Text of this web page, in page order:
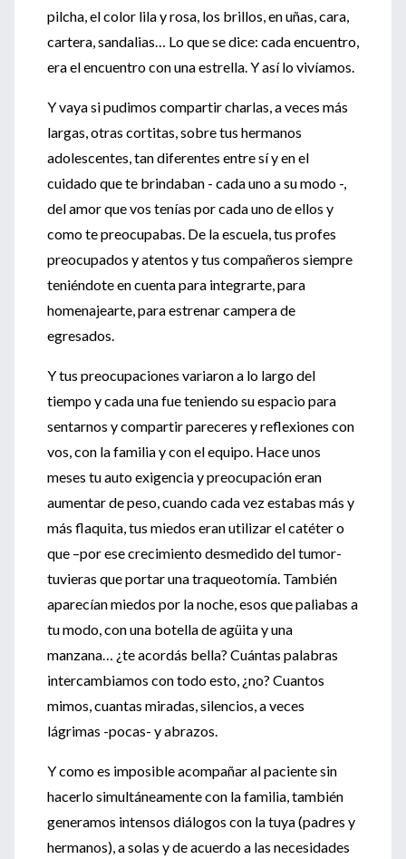
pilcha, el color lila y rosa, los brillos, en uñas, cara,
cartera, sandalias… Lo que se dice: cada encuentro,
era el encuentro con una estrella. Y así lo vivíamos.
Y vaya si pudimos compartir charlas, a veces más
largas, otras cortitas, sobre tus hermanos
adolescentes, tan diferentes entre sí y en el
cuidado que te brindaban - cada uno a su modo -,
del amor que vos tenías por cada uno de ellos y
como te preocupabas. De la escuela, tus profes
preocupados y atentos y tus compañeros siempre
teniéndote en cuenta para integrarte, para
homenajearte, para estrenar campera de
egresados.
Y tus preocupaciones variaron a lo largo del
tiempo y cada una fue teniendo su espacio para
sentarnos y compartir pareceres y reflexiones con
vos, con la familia y con el equipo. Hace unos
meses tu auto exigencia y preocupación eran
aumentar de peso, cuando cada vez estabas más y
más flaquita, tus miedos eran utilizar el catéter o
que –por ese crecimiento desmedido del tumor-
tuvieras que portar una traqueotomía. También
aparecían miedos por la noche, esos que paliabas a
tu modo, con una botella de agüita y una
manzana… ¿te acordás bella? Cuántas palabras
intercambiamos con todo esto, ¿no? Cuantos
mimos, cuantas miradas, silencios, a veces
lágrimas -pocas- y abrazos.
Y como es imposible acompañar al paciente sin
hacerlo simultáneamente con la familia, también
generamos intensos diálogos con la tuya (padres y
hermanos), a solas y de acuerdo a las necesidades